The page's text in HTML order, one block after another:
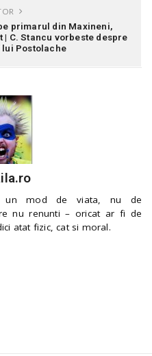
primarul din Maxineni,
C. Stancu vorbeste despre
lui Postolache
un mod de viata, nu de
nu renunti – oricat ar fi de
atat fizic, cat si moral.